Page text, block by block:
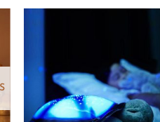
liste de
souhaits